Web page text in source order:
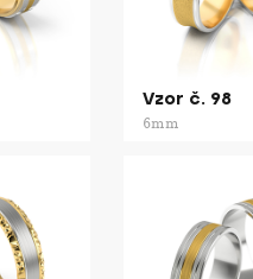
Vzor č. 98
6mm